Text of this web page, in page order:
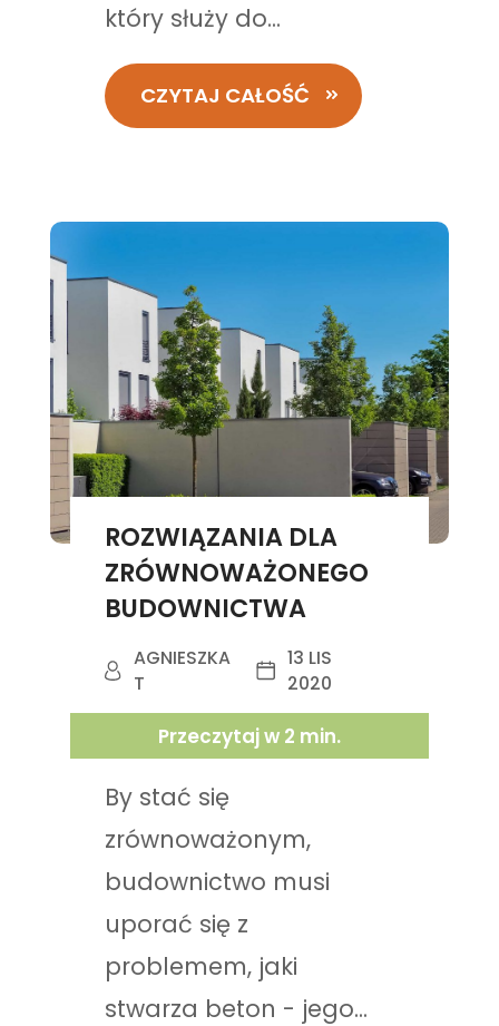
który służy do...
CZYTAJ CAŁOŚĆ
ROZWIĄZANIA DLA
ZRÓWNOWAŻONEGO
BUDOWNICTWA
AGNIESZKA
T
13 LIS
2020
Przeczytaj w 2 min.
By stać się
zrównoważonym,
budownictwo musi
uporać się z
problemem, jaki
stwarza beton - jego...